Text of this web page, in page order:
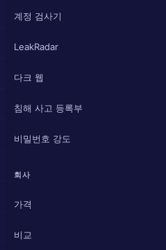
계정 검사기
LeakRadar
다크 웹
침해 사고 등록부
비밀번호 강도
회사
가격
비교